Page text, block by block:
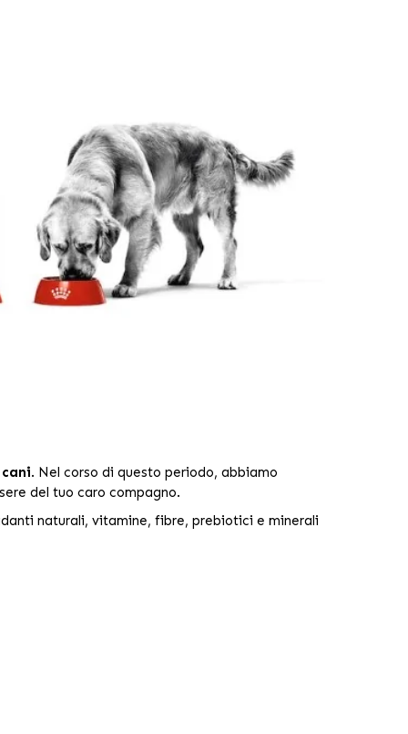
. Nel corso di questo periodo, abbiamo
del tuo caro compagno.
naturali, vitamine, fibre, prebiotici e minerali